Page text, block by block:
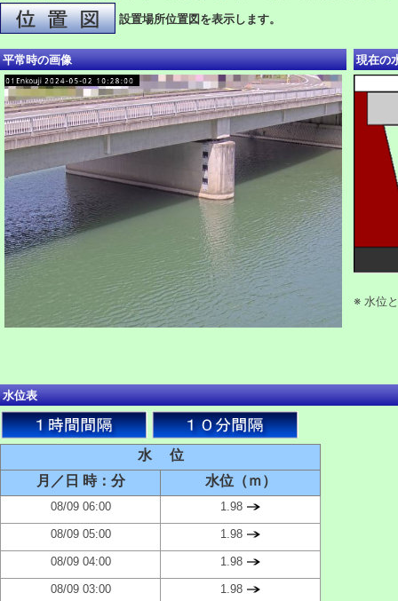
設置場所位置図を表示します。
平常時の画像 現在の
※ 水位
水位表
水 位
月／日 時：分
水位（ｍ）
08/09 06:00 1.98
08/09 05:00 1.98
08/09 04:00 1.98
08/09 03:00 1.98